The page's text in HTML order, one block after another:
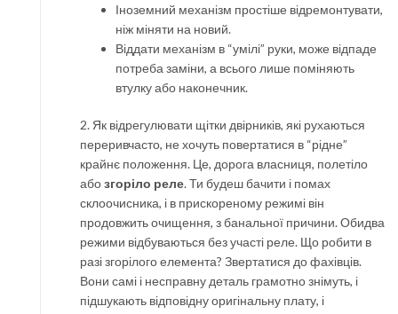
Іноземний механізм простіше відремонтувати,
ніж міняти на новий.
Віддати механізм в “умілі” руки, може відпаде
потреба заміни, а всього лише поміняють
втулку або наконечник.
2. Як відрегулювати щітки двірників, які рухаються
переривчасто, не хочуть повертатися в “рідне”
крайнє положення. Це, дорога власниця, полетіло
абозгоріло реле. Ти будеш бачити і помах
склоочисника, і в прискореному режимі він
продовжить очищення, з банальної причини. Обидва
режими відбуваються без участі реле. Що робити в
разі згорілого елемента? Звертатися до фахівців.
Вони самі і несправну деталь грамотно знімуть, і
підшукають відповідну оригінальну плату, і